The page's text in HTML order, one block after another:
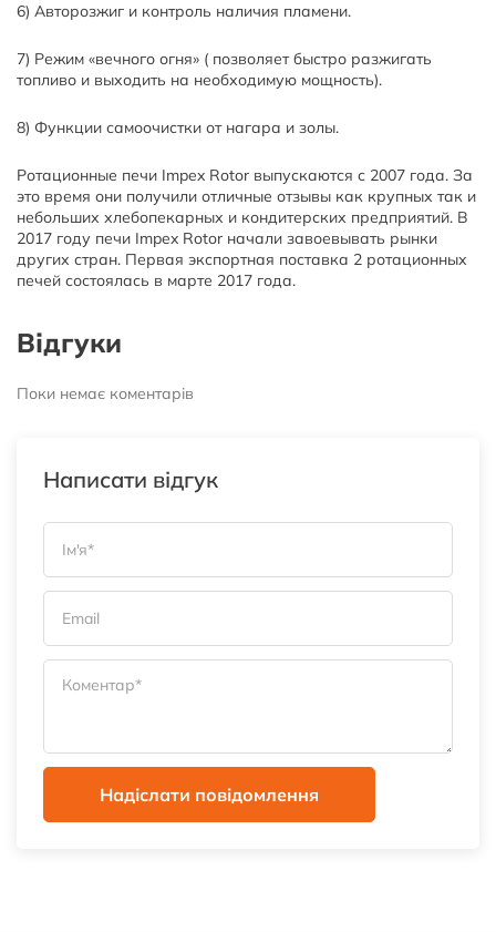
6) Авторозжиг и контроль наличия пламени.
7) Режим «вечного огня» ( позволяет быстро разжигать
топливо и выходить на необходимую мощность).
8) Функции самоочистки от нагара и золы.
Ротационные печи Impex Rotor выпускаются с 2007 года. За
это время они получили отличные отзывы как крупных так и
небольших хлебопекарных и кондитерских предприятий. В
2017 году печи Impex Rotor начали завоевывать рынки
других стран. Первая экспортная поставка 2 ротационных
печей состоялась в марте 2017 года.
Відгуки
Поки немає коментарів
Написати відгук
Надіслати повідомлення